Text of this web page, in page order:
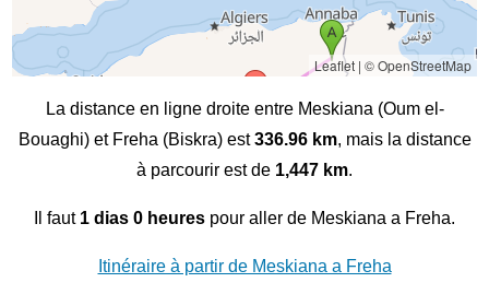
Leaflet| © OpenStreetMap
La distance en ligne droite entre Meskiana (Oum el-
Bouaghi) et Freha (Biskra) est336.96 km, mais la distance
à parcourir est de 1,447 km.
Il faut 1 dias 0 heures pour aller de Meskiana a Freha.
Itinéraire à partir de Meskiana a Freha